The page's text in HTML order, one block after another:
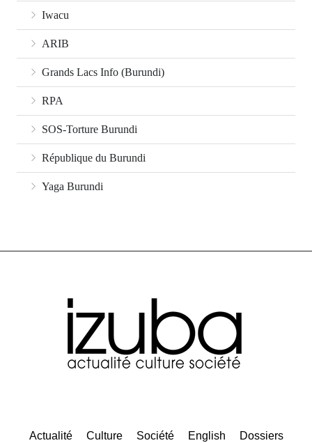
Iwacu
ARIB
Grands Lacs Info (Burundi)
RPA
SOS-Torture Burundi
République du Burundi
Yaga Burundi
Actualité Culture Société English
Dossiers